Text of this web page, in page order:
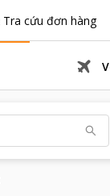
Tra cứu đơn hàng